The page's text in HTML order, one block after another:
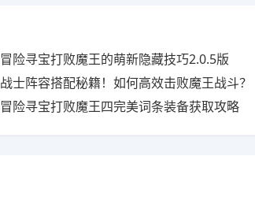
冒险寻宝打败魔王的萌新隐藏技巧2.0.5版
战士阵容搭配秘籍！如何高效击败魔王战斗？
冒险寻宝打败魔王四完美词条装备获取攻略